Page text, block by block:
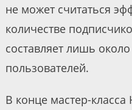
не может считаться
количестве
составляет лишь
пользователей.
В конце мастер-